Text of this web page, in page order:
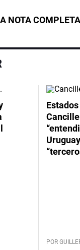
NOTA
POR